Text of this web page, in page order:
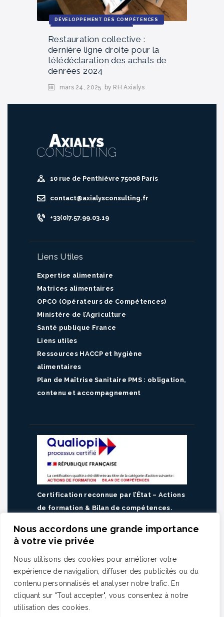
Nous accordons une grande importance
à votre vie privée
Nous utilisons des cookies pour améliorer votre
expérience de navigation, diffuser des publicités ou du
contenu personnalisés et analyser notre trafic. En
cliquant sur "Tout accepter", vous consentez à notre
utilisation des cookies.
DÉVELOPPEMENT DES COMPÉTENCES
SOLUTIONS POUR LES ENTREPRISES
Restauration collective :
dernière ligne droite pour la
télédéclaration des achats de
denrées 2024
mars 24, 2025 by RH Axialys
10 rue de Penthièvre 75008 Paris
contact@axialysconsulting.fr
+33(0)7.57.99.03.19
Liens Utiles
Expertise alimentaire
Matrices alimentaires
OPCO (Opérateurs de Compétences)
Ministère de l’Agriculture
Santé publique France
Liens utiles
Ressources HACCP et hygiène
alimentaires
Plan de Maîtrise Sanitaire PMS : obligation,
contenu et accompagnement
Certification reconnue par l’État – Actions
de formation & Bilan de compétences.
Planifiez un échange avec un de nos
experts en QHSA
Axioss© 2026. Mentions légalesand Plan
du site